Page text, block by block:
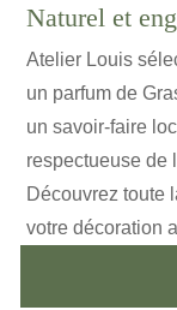
Naturel et
Atelier Louis
un parfum de
un savoir-faire
respectueuse de
Découvrez toute
votre décoration